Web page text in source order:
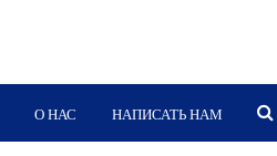
О НАС НАПИСАТЬ НАМ